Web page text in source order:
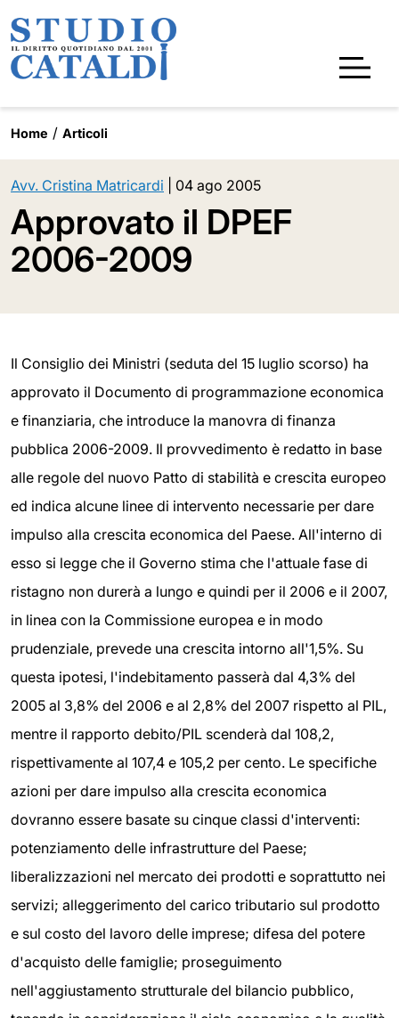
Home Articoli
Avv. Cristina Matricardi 04 ago 2005
Approvato il DPEF
2006-2009
Il Consiglio dei Ministri (seduta del 15 luglio scorso) ha
approvato il Documento di programmazione economica
e finanziaria, che introduce la manovra di finanza
pubblica 2006-2009. Il provvedimento è redatto in base
alle regole del nuovo Patto di stabilità e crescita europeo
ed indica alcune linee di intervento necessarie per dare
impulso alla crescita economica del Paese. All'interno di
esso si legge che il Governo stima che l'attuale fase di
ristagno non durerà a lungo e quindi per il 2006 e il 2007,
in linea con la Commissione europea e in modo
prudenziale, prevede una crescita intorno all'1,5%. Su
questa ipotesi, l'indebitamento passerà dal 4,3% del
2005 al 3,8% del 2006 e al 2,8% del 2007 rispetto al PIL,
mentre il rapporto debito/PIL scenderà dal 108,2,
rispettivamente al 107,4 e 105,2 per cento. Le specifiche
azioni per dare impulso alla crescita economica
dovranno essere basate su cinque classi d'interventi:
potenziamento delle infrastrutture del Paese;
liberalizzazioni nel mercato dei prodotti e soprattutto nei
servizi; alleggerimento del carico tributario sul prodotto
e sul costo del lavoro delle imprese; difesa del potere
d'acquisto delle famiglie; proseguimento
nell'aggiustamento strutturale del bilancio pubblico,